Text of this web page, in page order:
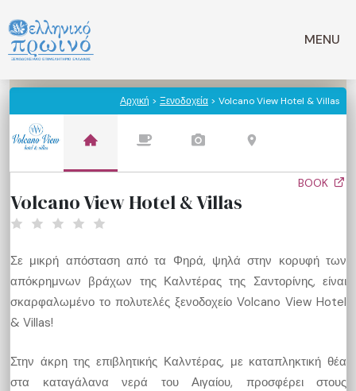
σε
περιεχόμενο
MENU
Αρχική > Ξενοδοχεία > Volcano View Hotel & Villas
BOOK
Volcano View Hotel & Villas
Σε μικρή απόσταση από τα Φηρά, ψηλά στην κορυφή των
απόκρημνων βράχων της Καλντέρας της Σαντορίνης, είναι
σκαρφαλωμένο το πολυτελές ξενοδοχείο Volcano View Hotel
& Villas!
Στην άκρη της επιβλητικής Καλντέρας, με καταπληκτική θέα
στα καταγάλανα νερά του Αιγαίου, προσφέρει στους